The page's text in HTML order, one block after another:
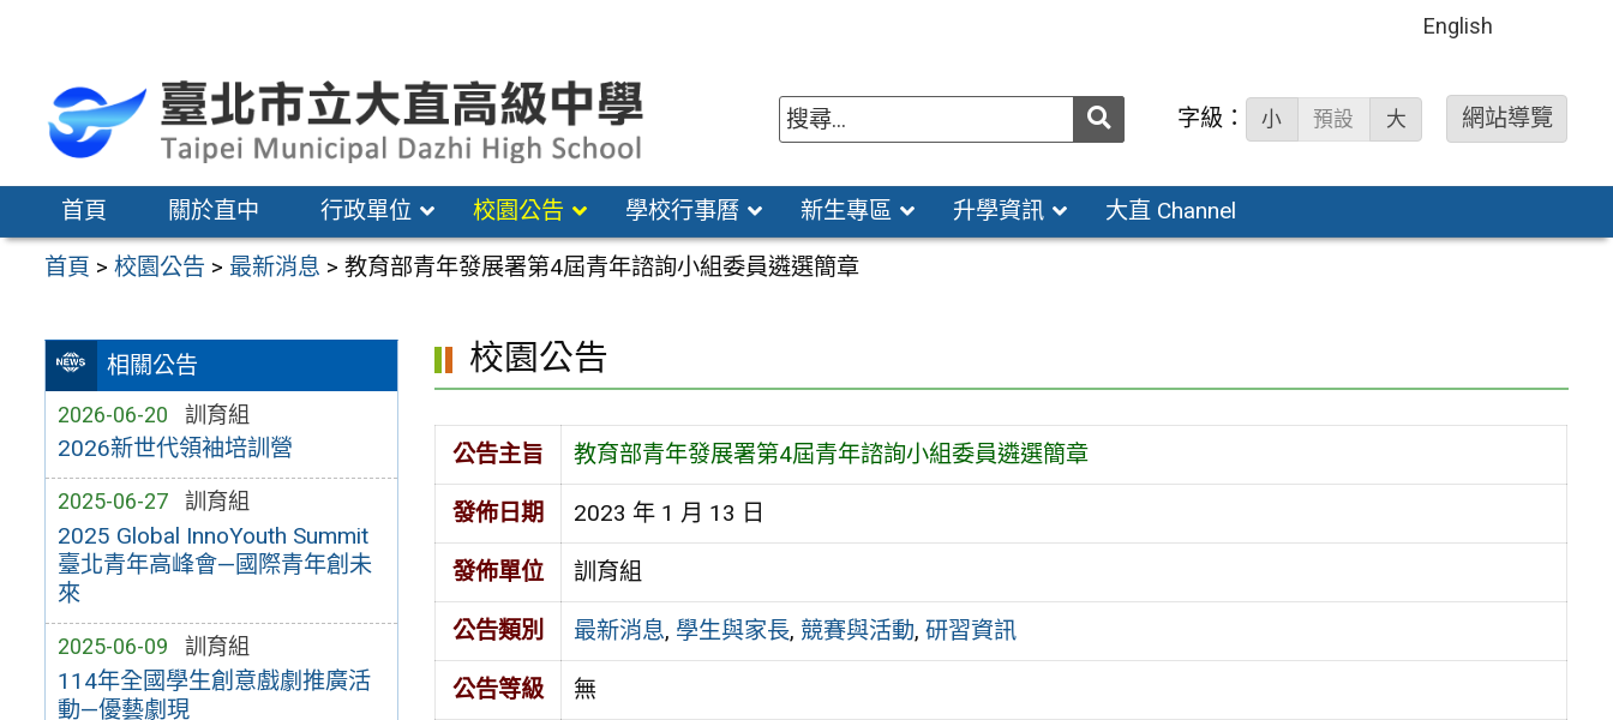
區
English
送出 字級： 小 預設 大 網站導覽
首頁 關於直中 行政單位 校園公告 學校行事曆 新生專區 升學資訊 大直 Channel
首頁 >校園公告 > 最新消息 >教育部青年發展署第4屆青年諮詢小組委員遴選簡章
相關公告
2026-06-20 訓育組
2026新世代領袖培訓營
2025-06-27 訓育組
2025 Global InnoYouth Summit
臺北青年高峰會—國際青年創未
來
2025-06-09 訓育組
114年全國學生創意戲劇推廣活
動—優藝劇現
校園公告
公告主旨 教育部青年發展署第4屆青年諮詢小組委員遴選簡章
發佈日期 2023 年 1 月 13 日
發佈單位 訓育組
公告類別 最新消息, 學生與家長, 競賽與活動, 研習資訊
公告等級 無